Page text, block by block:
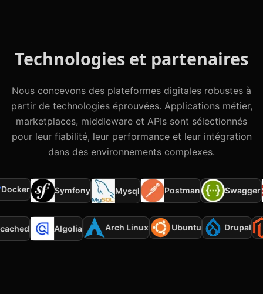
Technologies et partenaires
Nous concevons des plateformes digitales robustes à
partir de technologies éprouvées. Applications métier,
marketplaces, middleware et APIs sont sélectionnés
pour leur fiabilité, leur performance et leur intégration
dans des environnements complexes.
Symfony Mysql Postman Swagger
Algolia Arch Linux Ubuntu Drupal